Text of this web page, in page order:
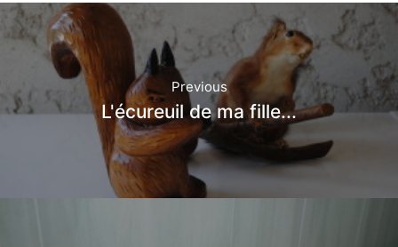
Previous
L'écureuil de ma fille...